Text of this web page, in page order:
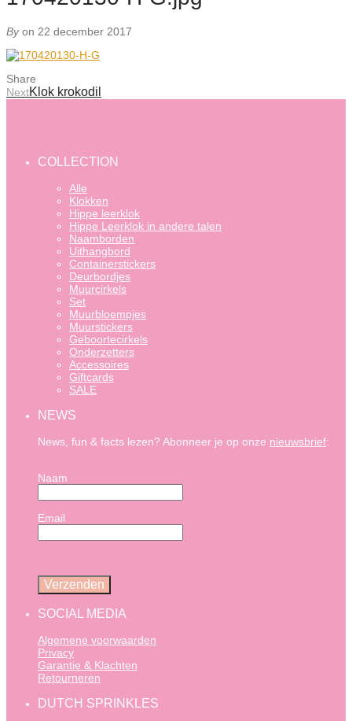
Byon 22 december 2017
Share
NextKlok krokodil
COLLECTION
Alle
Klokken
Hippe leerklok
Hippe Leerklok in andere talen
Naamborden
Uithangbord
Containerstickers
Deurbordjes
Muurcirkels
Set
Muurbloempjes
Muurstickers
Geboortecirkels
Onderzetters
Accessoires
Giftcards
SALE
NEWS
News, fun & facts lezen? Abonneer je op onze nieuwsbrief:
Naam
Email
SOCIAL MEDIA
Algemene voorwaarden
Privacy
Garantie & Klachten
Retourneren
DUTCH SPRINKLES